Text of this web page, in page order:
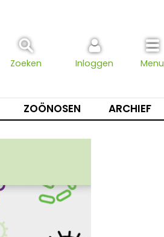
Zoeken Inloggen Menu
ZOÖNOSEN ARCHIEF